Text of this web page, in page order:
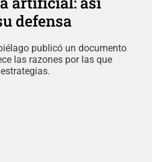
defensa
publicó un documento
las razones por las que